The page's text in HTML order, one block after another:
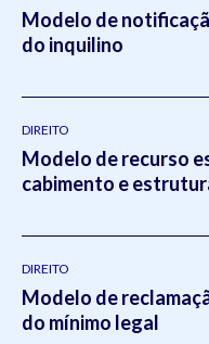
Modelo de
do inquilino
DIREITO
Modelo de recurso
cabimento e
DIREITO
Modelo de
do mínimo legal